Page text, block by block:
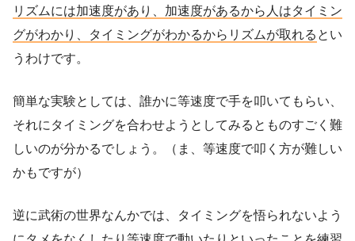
リズムには加速度があり、加速度があるから人はタイミン
グがわかり、タイミングがわかるからリズムが取れる とい
うわけです。
簡単な実験としては、誰かに等速度で手を叩いてもらい、
それにタイミングを合わせようとしてみるとものすごく難
しいのが分かるでしょう。（ま、等速度で叩く方が難しい
かもですが）
逆に武術の世界なんかでは、タイミングを悟られないよう